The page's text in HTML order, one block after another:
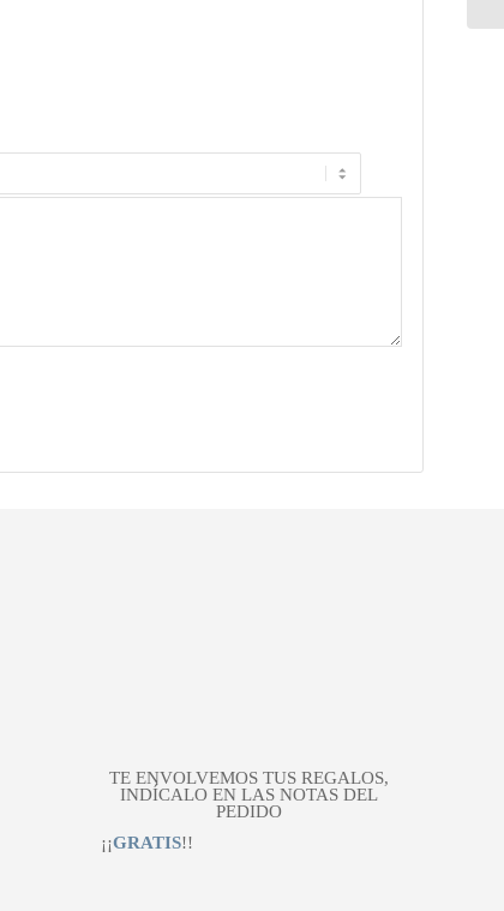
TE ENVOLVEMOS TUS REGALOS,
INDÍCALO EN LAS NOTAS DEL
PEDIDO
¡¡GRATIS!!